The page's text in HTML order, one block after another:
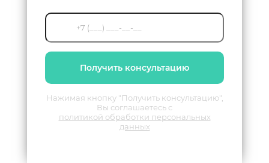
Получить консультацию
Нажимая кнопку "Получить консультацию",
Вы соглашаетесь с
политикой обработки персональных
данных